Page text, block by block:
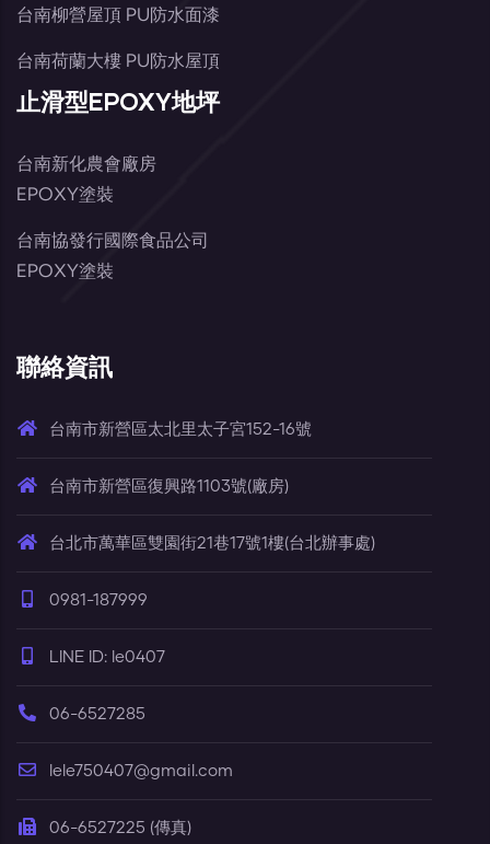
台南柳營屋頂 PU防水面漆
台南荷蘭大樓 PU防水屋頂
止滑型EPOXY地坪
台南新化農會廠房
EPOXY塗裝
台南協發行國際食品公司
EPOXY塗裝
聯絡資訊
台南市新營區太北里太子宮152-16號
台南市新營區復興路1103號(廠房)
台北市萬華區雙園街21巷17號1樓(台北辦事處)
0981-187999
LINE ID: le0407
06-6527285
lele750407@gmail.com
06-6527225 (傳真)